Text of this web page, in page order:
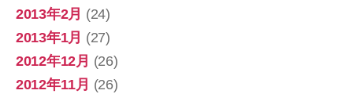
2013年2月 (24)
2013年1月 (27)
2012年12月 (26)
2012年11月 (26)